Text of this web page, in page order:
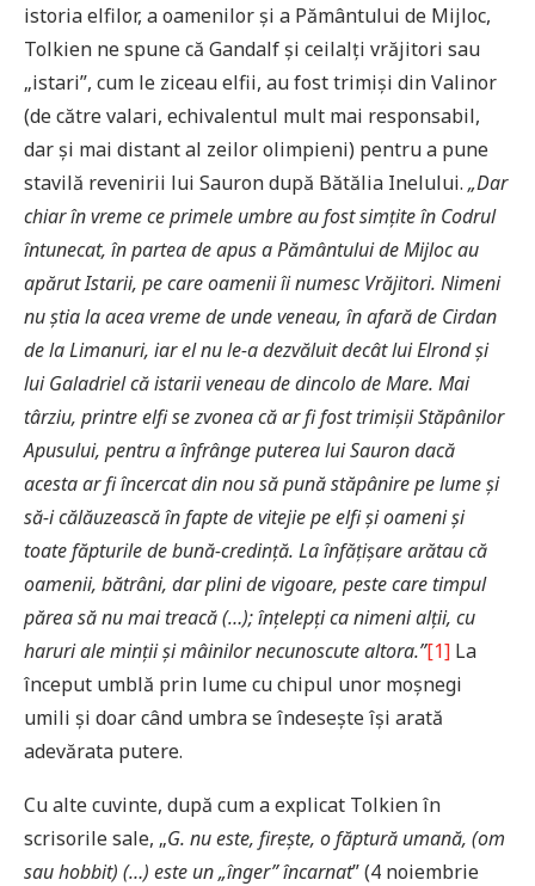
istoria elfilor, a oamenilor și a Pământului de Mijloc,
Tolkien ne spune că Gandalf și ceilalți vrăjitori sau
„istari”, cum le ziceau elfii, au fost trimiși din Valinor
(de către valari, echivalentul mult mai responsabil,
dar și mai distant al zeilor olimpieni) pentru a pune
stavilă revenirii lui Sauron după Bătălia Inelului. „Dar
chiar în vreme ce primele umbre au fost simțite în Codrul
întunecat, în partea de apus a Pământului de Mijloc au
apărut Istarii, pe care oamenii îi numesc Vrăjitori. Nimeni
nu știa la acea vreme de unde veneau, în afară de Cirdan
de la Limanuri, iar el nu le-a dezvăluit decât lui Elrond şi
lui Galadriel că istarii veneau de dincolo de Mare. Mai
târziu, printre elfi se zvonea că ar fi fost trimișii Stăpânilor
Apusului, pentru a înfrânge puterea lui Sauron dacă
acesta ar fi încercat din nou să pună stăpânire pe lume și
să-i călăuzească în fapte de vitejie pe elfi și oameni și
toate făpturile de bună-credință. La înfăţişare arătau că
oamenii, bătrâni, dar plini de vigoare, peste care timpul
părea să nu mai treacă (…); înţelepţi ca nimeni alţii, cu
haruri ale minţii şi mâinilor necunoscute altora.”[1] La
început umblă prin lume cu chipul unor moșnegi
umili și doar când umbra se îndesește își arată
adevărata putere.
Cu alte cuvinte, după cum a explicat Tolkien în
scrisorile sale, „G. nu este, firește, o făptură umană, (om
sau hobbit) (…) este un „înger” încarnat” (4 noiembrie